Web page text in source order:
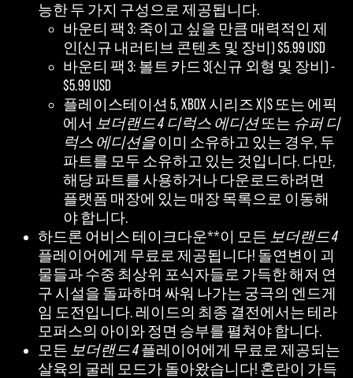
능한 두 가지 구성으로 제공됩니다.
바운티 팩 3: 죽이고 싶을 만큼 매력적인 제
인(신규 내러티브 콘텐츠 및 장비) $5.99 USD
바운티 팩 3: 볼트 카드 3(신규 외형 및 장비) -
$5.99 USD
플레이스테이션 5, XBOX 시리즈 X|S 또는 에픽
에서 보더랜드 4 디럭스 에디션또는 슈퍼 디
럭스 에디션을이미 소유하고 있는 경우, 두
파트를 모두 소유하고 있는 것입니다. 다만,
해당 파트를 사용하거나 다운로드하려면
플랫폼 매장에 있는 매장 목록으로 이동해
야 합니다.
하드론 어비스 테이크다운**이 모든 보더랜드 4
플레이어에게 무료로 제공됩니다! 돌연변이 괴
물들과 수중 최상위 포식자들로 가득한 해저 연
구 시설을 돌파하며 싸워 나가는 궁극의 엔드게
임 도전입니다. 레이드의 최종 결전에서는 테라
모퍼스의 아이와 정면 승부를 펼쳐야 합니다.
모든 보더랜드 4플레이어에게 무료로 제공되는
살육의 굴레 모드가 돌아왔습니다! 혼란이 가득